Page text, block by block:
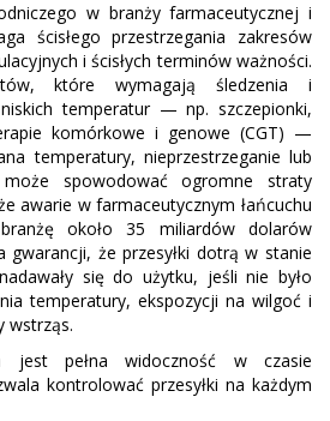
w branży farmaceutycznej i
ścisłego przestrzegania zakresów
i ścisłych terminów ważności.
które wymagają śledzenia i
temperatur — np. szczepionki,
komórkowe i genowe (CGT) —
temperatury, nieprzestrzeganie lub
spowodować ogromne straty
awarie w farmaceutycznym łańcuchu
około 35 miliardów dolarów
gwarancji, że przesyłki dotrą w stanie
się do użytku, jeśli nie było
temperatury, ekspozycji na wilgoć i
wstrząs.
jest pełna widoczność w czasie
kontrolować przesyłki na każdym